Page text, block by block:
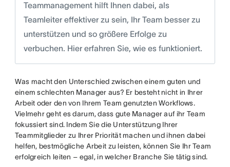
Teammanagement hilft Ihnen dabei, als
Teamleiter effektiver zu sein, Ihr Team besser zu
unterstützen und so größere Erfolge zu
verbuchen. Hier erfahren Sie, wie es funktioniert.
Was macht den Unterschied zwischen einem guten und
einem schlechten Manager aus? Er besteht nicht in Ihrer
Arbeit oder den von Ihrem Team genutzten Workflows.
Vielmehr geht es darum, dass gute Manager auf ihr Team
fokussiert sind. Indem Sie die Unterstützung Ihrer
Teammitglieder zu Ihrer Priorität machen und ihnen dabei
helfen, bestmögliche Arbeit zu leisten, können Sie Ihr Team
erfolgreich leiten – egal, in welcher Branche Sie tätig sind.